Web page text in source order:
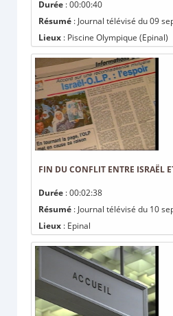
Durée : 00:00:40
Résumé : Journal télévisé du 09
Lieux : Piscine Olympique (Epinal)
FIN DU CONFLIT ENTRE ISRAËL
Durée : 00:02:38
Résumé : Journal télévisé du 10
Lieux : Epinal